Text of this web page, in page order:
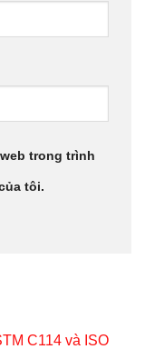
trong trình
tôi.
C114 và ISO